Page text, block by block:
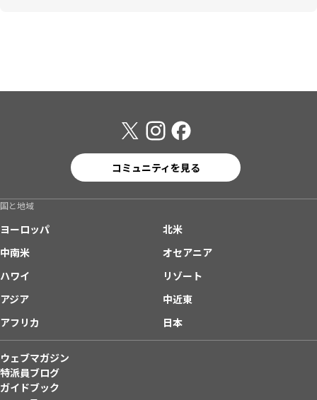
コミュニティを見る
国と地域
ヨーロッパ
北米
中南米
オセアニア
ハワイ
リゾート
アジア
中近東
アフリカ
日本
ウェブマガジン
特派員ブログ
ガイドブック